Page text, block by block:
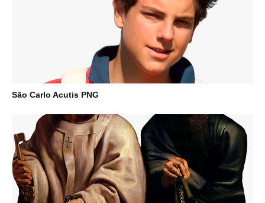
São Carlo Acutis PNG